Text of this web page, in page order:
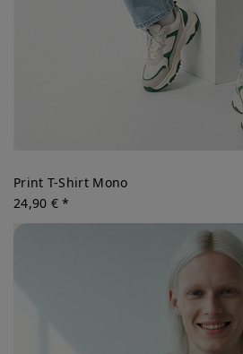
Print T-Shirt Mono
24,90 € *